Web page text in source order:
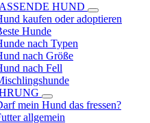
HUND
kaufen oder adoptieren
Hunde
nach Typen
nach Größe
nach Fell
mein Hund das fressen?
allgemein